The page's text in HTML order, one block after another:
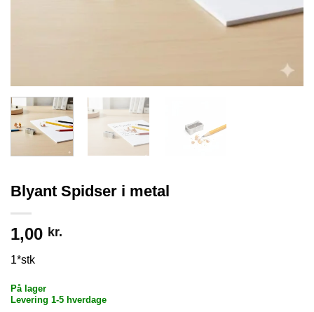
Blyant Spidser i metal
1,00 kr.
1*stk
På lager
Levering 1-5 hverdage